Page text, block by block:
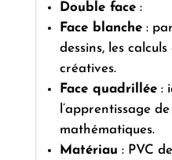
Double face:
Face blanche:
dessins, les
créatives.
Face quadrillée:
l’apprentissage
mathématiques.
Matériau : PVC